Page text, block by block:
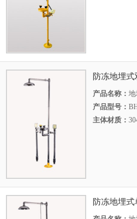
防冻地埋式
产品名称： 地
产品型号：
主体材质：
防冻地埋式